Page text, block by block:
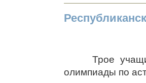
Трое
олимпиады по